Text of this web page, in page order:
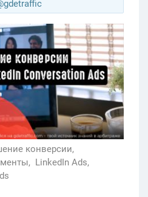
конверсии,
LinkedIn Ads,